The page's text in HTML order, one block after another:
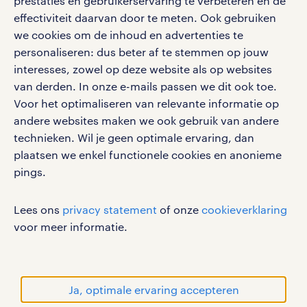
effectiviteit daarvan door te meten. Ook gebruiken
we cookies om de inhoud en advertenties te
personaliseren: dus beter af te stemmen op jouw
interesses, zowel op deze website als op websites
van derden. In onze e-mails passen we dit ook toe.
Voor het optimaliseren van relevante informatie op
andere websites maken we ook gebruik van andere
technieken. Wil je geen optimale ervaring, dan
plaatsen we enkel functionele cookies en anonieme
pings.
Lees ons privacy statement of onze cookieverklaring
voor meer informatie.
Ja, optimale ervaring accepteren
werken bij randstad
gebruikersvoorwaarden
privacystatement
cookies
disclaimer
sitemap
RANDSTAD, HUMAN FORWARD en SHAPING THE
WORLD OF WORK zijn geregistreerde